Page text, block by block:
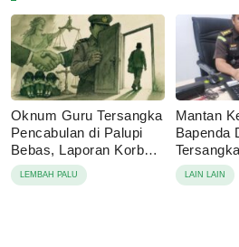
Oknum Guru Tersangka
Pencabulan di Palupi
Bebas, Laporan Korban
Berujung Damai
LEMBAH PALU
Mantan
Bapenda
Korupsi
LAIN LAIN